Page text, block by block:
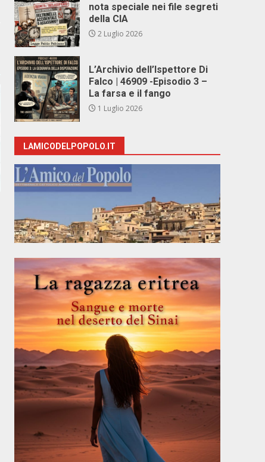
nota speciale nei file segreti
della CIA
2 Luglio 2026
L’Archivio dell’Ispettore Di
Falco | 46909 -Episodio 3 –
La farsa e il fango
1 Luglio 2026
LAMICODELPOPOLO.IT